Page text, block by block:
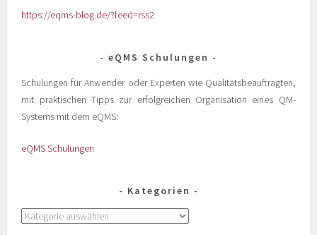
https://eqms-blog.de/?feed=rss2
eQMS Schulungen
Schulungen für Anwender oder Experten wie Qualitätsbeauftragten,
mit praktischen Tipps zur erfolgreichen Organisation eines QM-
Systems mit dem eQMS:
eQMS Schulungen
Kategorien